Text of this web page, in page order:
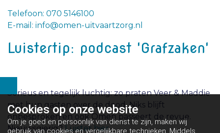
Telefoon: 070 5146100
E-mail: info@omen-uitvaartzorg.nl
Luistertip: podcast 'Grafzaken'
Serieus en tegelijk luchtig: zo praten Veer & Maddie
met hun gasten over de dood. Niks blijft
onbesproken en ook Omen passeert de revue.
Nieuwsgierig?Luister hier.
Cookies oponze website
Om je goed en persoonlijk van dienst te zijn, maken wij
gebruik van cookies en vergelijkbare technieken. Middels